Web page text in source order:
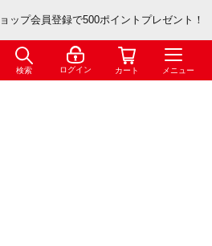
ップ会員登録で500ポイントプレゼント！
検索 ログイン カート メニュー